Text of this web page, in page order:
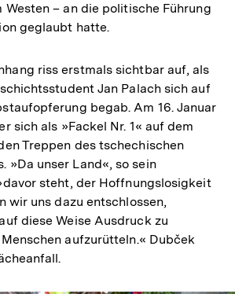
Westen – an die politische Führung
geglaubt hatte.
riss erstmals sichtbar auf, als
Jan Palach sich auf
begab. Am 16. Januar
sich als »Fackel Nr. 1« auf dem
Treppen des tschechischen
»Da unser Land«, so sein
steht, der Hoffnungslosigkeit
wir uns dazu entschlossen,
diese Weise Ausdruck zu
aufzurütteln.« Dubček